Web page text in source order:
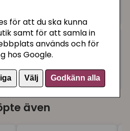
för att du ska kunna
samt för att samla in
används och för
hos Google.
Välj Godkänn alla
3 vardagar
även